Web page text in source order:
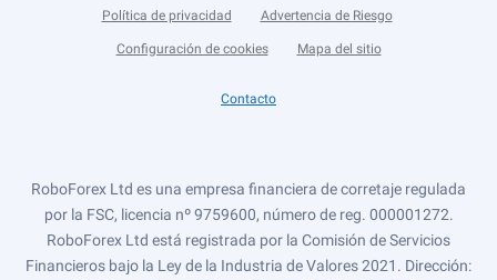
Política de privacidad Advertencia de Riesgo
Configuración de cookies Mapa del sitio
Contacto
RoboForex Ltd es una empresa financiera de corretaje regulada
por la FSC, licencia nº 9759600, número de reg. 000001272.
RoboForex Ltd está registrada por la Comisión de Servicios
Financieros bajo la Ley de la Industria de Valores 2021. Dirección: